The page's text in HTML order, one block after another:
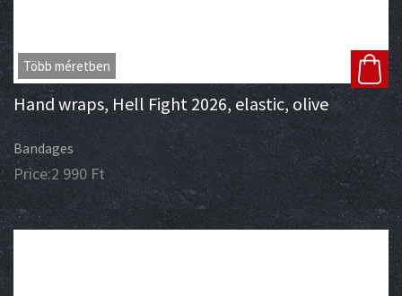
Több méretben
Hand wraps, Hell Fight 2026, elastic, olive
Bandages
Price:2 990Ft